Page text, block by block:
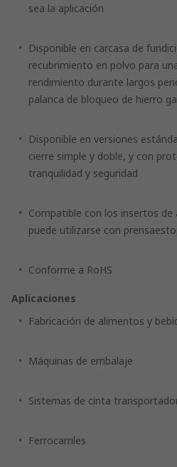
sea la aplicación
Disponible en carcasa de
recubrimiento en polvo para
rendimiento durante largos
palanca de bloqueo de hierro
Disponible en versiones
cierre simple y doble, y con
tranquilidad y seguridad
Compatible con los insertos de
puede utilizarse con
Conforme a RoHS
Aplicaciones
Fabricación de alimentos y
Máquinas de embalaje
Sistemas de cinta
Ferrocarriles